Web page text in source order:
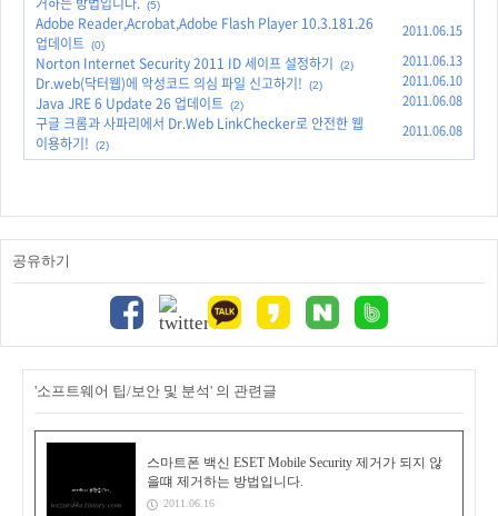
(5)
Adobe Reader,Acrobat,Adobe Flash Player 10.3.181.26
업데이트 (0)
2011.06.15
Norton Internet Security 2011 ID 세이프 설정하기 (2) 2011.06.13
Dr.web(닥터웹)에 악성코드 의심 파일 신고하기! (2) 2011.06.10
Java JRE 6 Update 26 업데이트 (2) 2011.06.08
구글 크롬과 사파리에서 Dr.Web LinkChecker로 안전한 웹
이용하기!
(2)
2011.06.08
공유하기
'소프트웨어 팁/보안 및 분석' 의 관련글
스마트폰 백신 ESET Mobile Security 제거가 되지 않
을떄 제거하는 방법입니다.
2011.06.16